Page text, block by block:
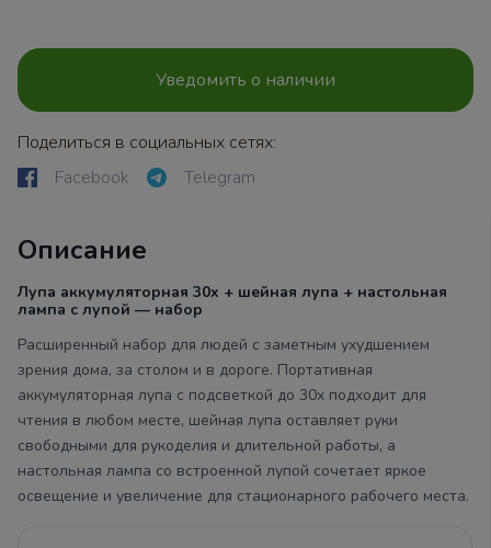
Уведомить о наличии
Поделиться в социальных сетях:
Facebook
Telegram
Описание
Лупа аккумуляторная 30x + шейная лупа + настольная
лампа с лупой — набор
Расширенный набор для людей с заметным ухудшением
зрения дома, за столом и в дороге. Портативная
аккумуляторная лупа с подсветкой до 30x подходит для
чтения в любом месте, шейная лупа оставляет руки
свободными для рукоделия и длительной работы, а
настольная лампа со встроенной лупой сочетает яркое
освещение и увеличение для стационарного рабочего места.